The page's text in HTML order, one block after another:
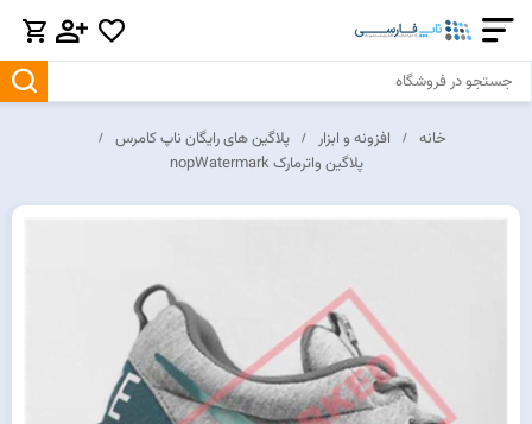
خانه افزونه و ابزار
پلاگین های رایگان ناپ کامرس
پلاگین واترمارک nopWatermark